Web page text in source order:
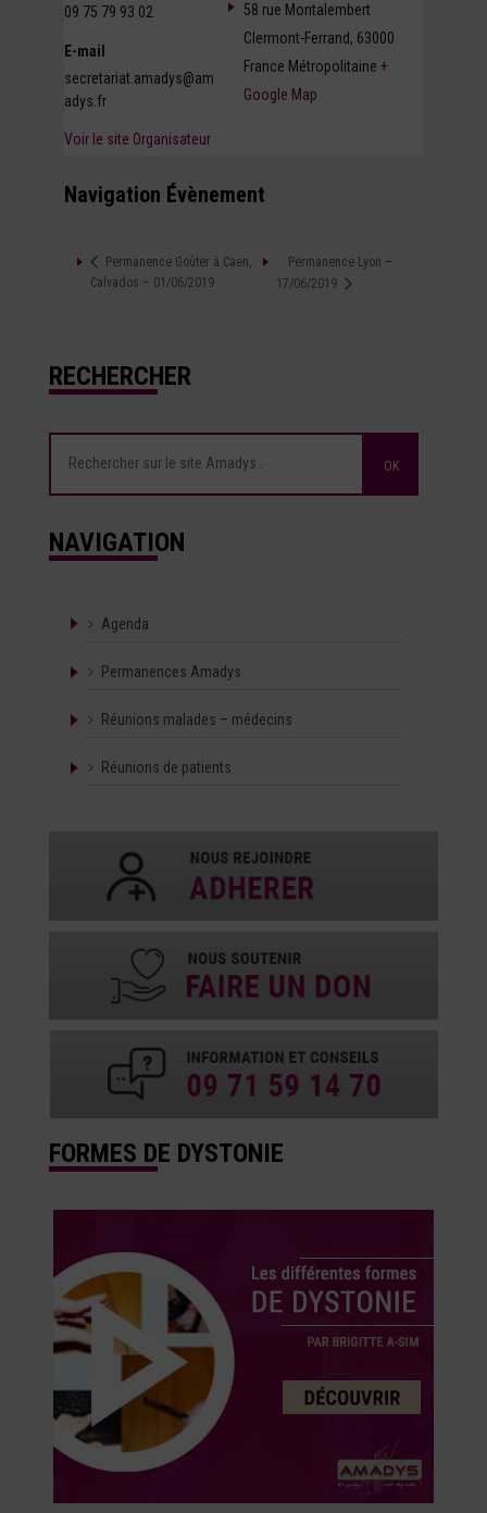
58 rue Montalembert
Clermont-Ferrand, 63000
France Métropolitaine +
Google Map
09 75 79 93 02
E-mail
secretariat.amadys@am
adys.fr
Voir le site Organisateur
Navigation Évènement
Permanence Goûter à Caen,
Calvados – 01/06/2019
Permanence Lyon –
17/06/2019
RECHERCHER
NAVIGATION
Agenda
Permanences Amadys
Réunions malades – médecins
Réunions de patients
FORMES DE DYSTONIE